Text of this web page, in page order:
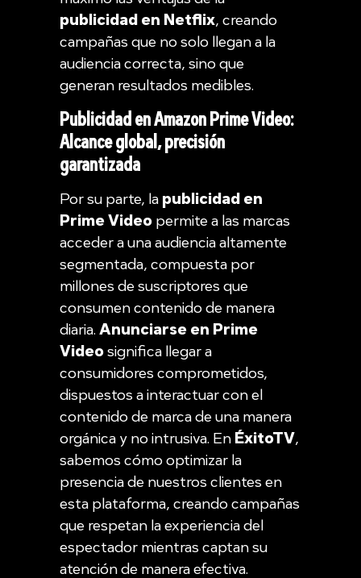
publicidad en Netflix, creando
campañas que no solo llegan a la
audiencia correcta, sino que
generan resultados medibles.
Publicidad en Amazon Prime Video:
Alcance global, precisión
garantizada
Por su parte, la publicidad en
Prime Video permite a las marcas
acceder a una audiencia altamente
segmentada, compuesta por
millones de suscriptores que
consumen contenido de manera
diaria. Anunciarse en Prime
Videosignifica llegar a
consumidores comprometidos,
dispuestos a interactuar con el
contenido de marca de una manera
orgánica y no intrusiva. En ÉxitoTV,
sabemos cómo optimizar la
presencia de nuestros clientes en
esta plataforma, creando campañas
que respetan la experiencia del
espectador mientras captan su
atención de manera efectiva.